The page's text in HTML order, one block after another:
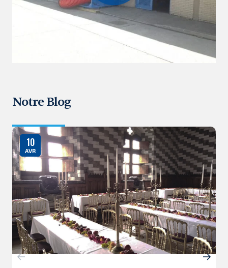
Notre Blog
10
AVR